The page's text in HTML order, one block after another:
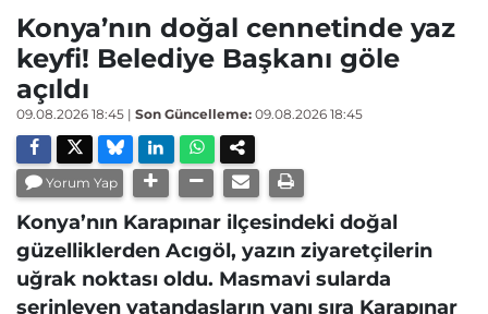
Konya’nın doğal cennetinde yaz
keyfi! Belediye Başkanı göle
açıldı
09.08.2026 18:45 | Son Güncelleme: 09.08.2026 18:45
Yorum Yap
Konya’nın Karapınar ilçesindeki doğal
güzelliklerden Acıgöl, yazın ziyaretçilerin
uğrak noktası oldu. Masmavi sularda
serinleyen vatandaşların yanı sıra Karapınar